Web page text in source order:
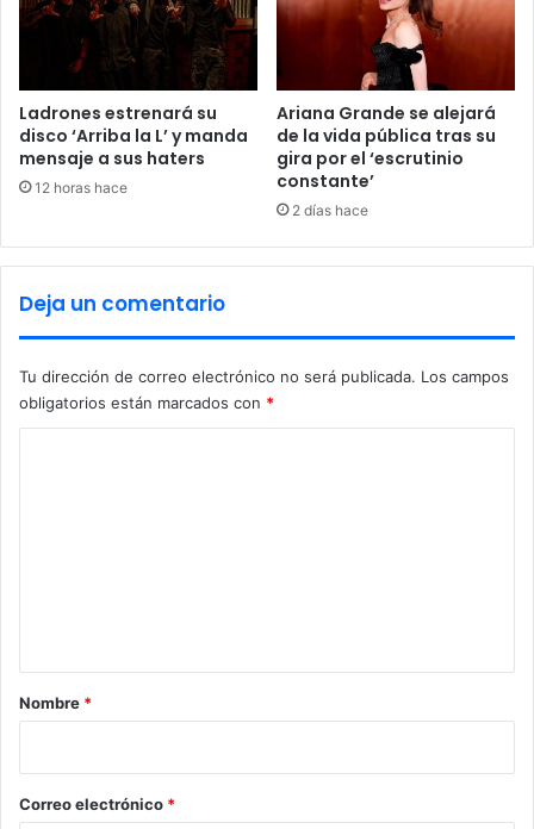
l
v
u
t
a
r
Ladrones estrenará su
disco ‘Arriba la L’ y manda
mensaje a sus haters
12 horas hace
Ariana Grande se alejará
de la vida pública tras su
gira por el ‘escrutinio
constante’
2 días hace
Deja un comentario
Tu dirección de correo electrónico no será publicada. Los campos
obligatorios están marcados con *
r
*
Nombre *
Correo electrónico *